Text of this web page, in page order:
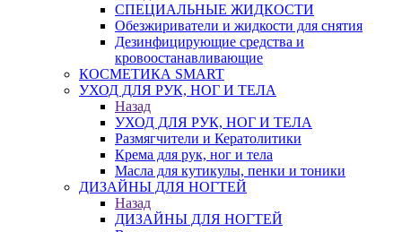
СПЕЦИАЛЬНЫЕ ЖИДКОСТИ
Обезжириватели и жидкости для снятия
Дезинфицирующие средства и
кровоостанавливающие
КОСМЕТИКА SMART
УХОД ДЛЯ РУК, НОГ И ТЕЛА
Назад
УХОД ДЛЯ РУК, НОГ И ТЕЛА
Размягчители и Кератолитики
Крема для рук, ног и тела
Масла для кутикулы, пенки и тоники
ДИЗАЙНЫ ДЛЯ НОГТЕЙ
Назад
ДИЗАЙНЫ ДЛЯ НОГТЕЙ